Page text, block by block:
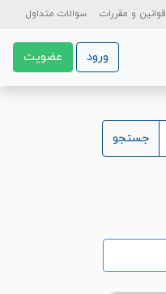
قوانین و مقررات سوالات متداول
ورود عضویت
جستجو